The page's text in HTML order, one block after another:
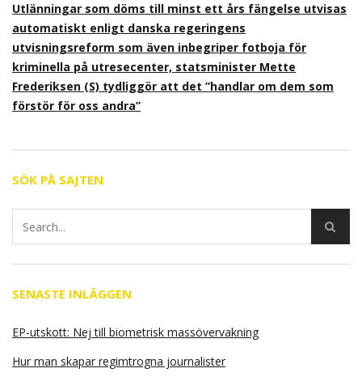
Utlänningar som döms till minst ett års fängelse utvisas
automatiskt enligt danska regeringens
utvisningsreform som även inbegriper fotboja för
kriminella på utresecenter, statsminister Mette
Frederiksen (S) tydliggör att det ”handlar om dem som
förstör för oss andra”
SÖK PÅ SAJTEN
SENASTE INLÄGGEN
EP-utskott: Nej till biometrisk massövervakning
Hur man skapar regimtrogna journalister